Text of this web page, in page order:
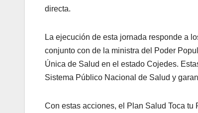
directa.
La ejecución de esta jornada responde a
conjunto con de la ministra del Poder
Única de Salud en el estado Cojedes.
Sistema Público Nacional de Salud y
Con estas acciones, el Plan Salud Toca